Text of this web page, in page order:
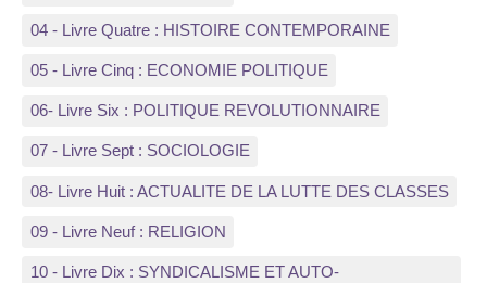
04 - Livre Quatre : HISTOIRE CONTEMPORAINE
05 - Livre Cinq : ECONOMIE POLITIQUE
06- Livre Six : POLITIQUE REVOLUTIONNAIRE
07 - Livre Sept : SOCIOLOGIE
08- Livre Huit : ACTUALITE DE LA LUTTE DES CLASSES
09 - Livre Neuf : RELIGION
10 - Livre Dix : SYNDICALISME ET AUTO-